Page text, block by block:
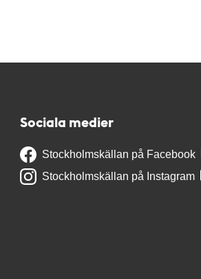
Sociala medier
Stockholmskällan på Facebook
Stockholmskällan på Instagram